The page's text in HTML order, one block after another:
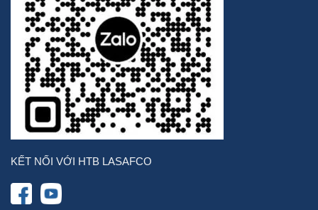
KẾT NỐI VỚI HTB LASAFCO